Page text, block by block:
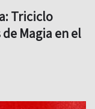
Triciclo
Magia en el